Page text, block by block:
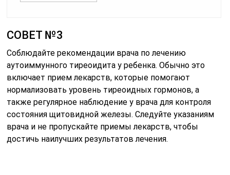
СОВЕТ №3
Соблюдайте рекомендации врача по лечению
аутоиммунного тиреоидита у ребенка. Обычно это
включает прием лекарств, которые помогают
нормализовать уровень тиреоидных гормонов, а
также регулярное наблюдение у врача для контроля
состояния щитовидной железы. Следуйте указаниям
врача и не пропускайте приемы лекарств, чтобы
достичь наилучших результатов лечения.